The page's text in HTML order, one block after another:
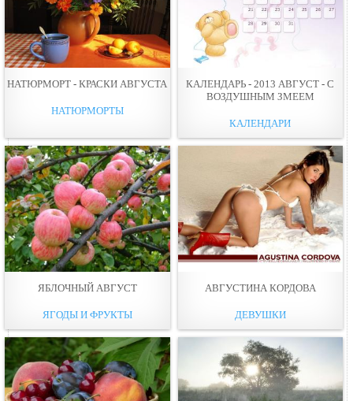
НАТЮРМОРТ - КРАСКИ АВГУСТА
НАТЮРМОРТЫ
КАЛЕНДАРЬ - 2013 АВГУСТ - С
ВОЗДУШНЫМ ЗМЕЕМ
КАЛЕНДАРИ
ЯБЛОЧНЫЙ АВГУСТ
ЯГОДЫ И ФРУКТЫ
АВГУСТИНА КОРДОВА
ДЕВУШКИ